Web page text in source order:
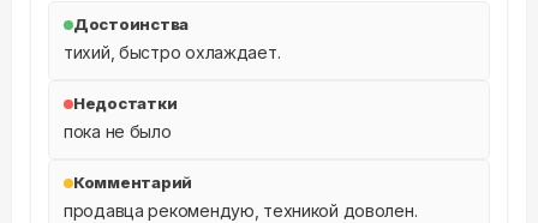
Достоинства
тихий, быстро охлаждает.
Недостатки
пока не было
Комментарий
продавца рекомендую, техникой доволен.